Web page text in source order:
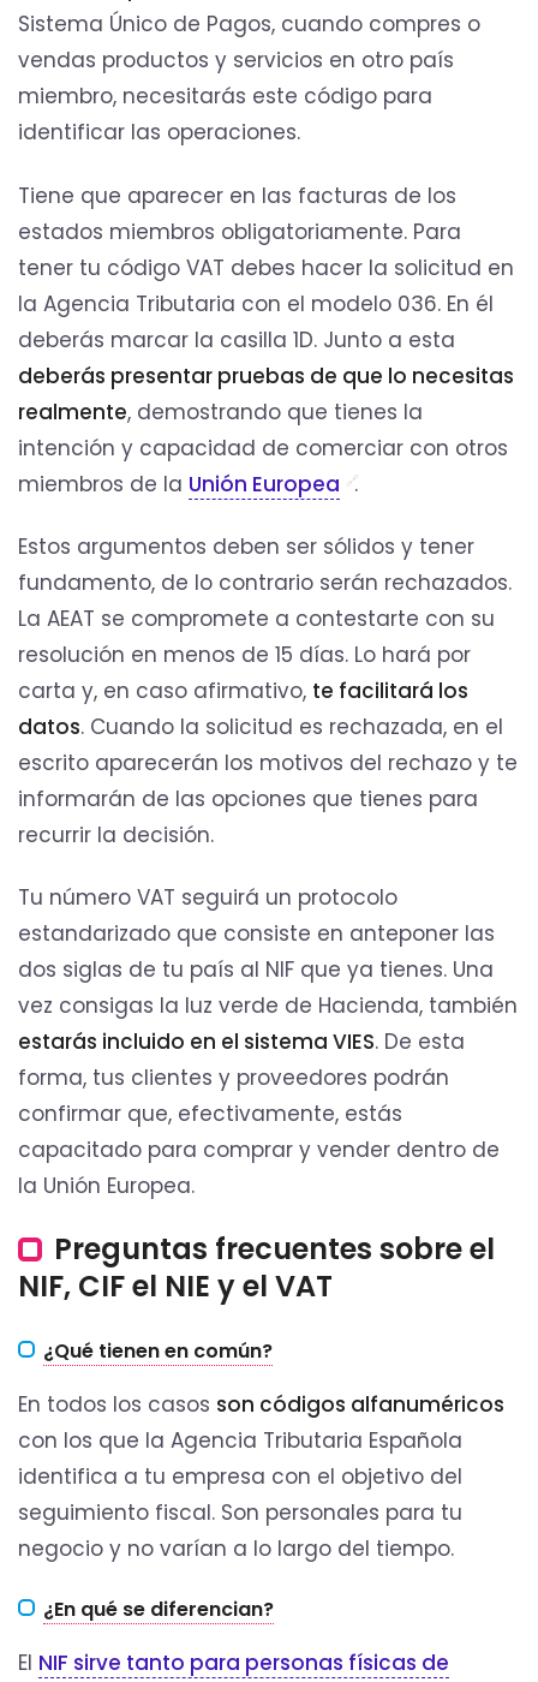
Sistema Único de Pagos, cuando compres o
vendas productos y servicios en otro país
miembro, necesitarás este código para
identificar las operaciones.
Tiene que aparecer en las facturas de los
estados miembros obligatoriamente. Para
tener tu código VAT debes hacer la solicitud en
la Agencia Tributaria con el modelo 036. En él
deberás marcar la casilla 1D. Junto a esta
deberás presentar pruebas de que lo necesitas
realmente, demostrando que tienes la
intención y capacidad de comerciar con otros
miembros de la Unión Europea .
Estos argumentos deben ser sólidos y tener
fundamento, de lo contrario serán rechazados.
La AEAT se compromete a contestarte con su
resolución en menos de 15 días. Lo hará por
carta y, en caso afirmativo, te facilitará los
datos. Cuando la solicitud es rechazada, en el
escrito aparecerán los motivos del rechazo y te
informarán de las opciones que tienes para
recurrir la decisión.
Tu número VAT seguirá un protocolo
estandarizado que consiste en anteponer las
dos siglas de tu país al NIF que ya tienes. Una
vez consigas la luz verde de Hacienda, también
estarás incluido en el sistema VIES. De esta
forma, tus clientes y proveedores podrán
confirmar que, efectivamente, estás
capacitado para comprar y vender dentro de
la Unión Europea.
Preguntas frecuentes sobre el
NIF, CIF el NIE y el VAT
¿Qué tienen en común?
En todos los casos son códigos alfanuméricos
con los que la Agencia Tributaria Española
identifica a tu empresa con el objetivo del
seguimiento fiscal. Son personales para tu
negocio y no varían a lo largo del tiempo.
¿En qué se diferencian?
El NIF sirve tanto para personas físicas de